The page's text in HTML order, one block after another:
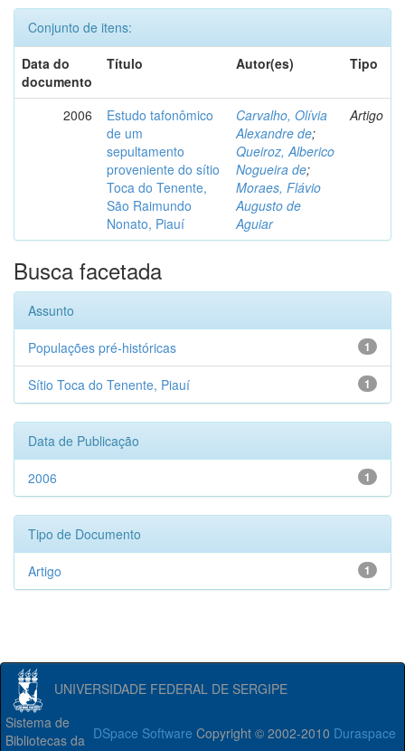
Conjunto de itens:
Data do
documento
Título Autor(es) Tipo
2006
Estudo tafonômico
de um
sepultamento
proveniente do sítio
Toca do Tenente,
São Raimundo
Nonato, Piauí
Carvalho, Olívia
Alexandre de;
Queiroz, Alberico
Nogueira de;
Moraes, Flávio
Augusto de
Aguiar
Artigo
Busca facetada
Assunto
1
Populações pré-históricas
1
Sítio Toca do Tenente, Piauí
Data de Publicação
1
2006
Tipo de Documento
1
Artigo
UNIVERSIDADE FEDERAL DE SERGIPE
DSpace Software Copyright © 2002-2010 Duraspace
Sistema de
Bibliotecas da